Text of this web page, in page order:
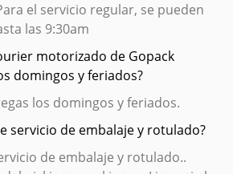
el servicio regular, se pueden
las 9:30am
motorizado de Gopack
domingos y feriados?
los domingos y feriados.
servicio de embalaje y rotulado?
de embalaje y rotulado..